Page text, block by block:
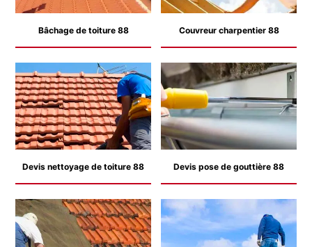
Bâchage de toiture 88 Couvreur charpentier 88
Devis nettoyage de toiture 88 Devis pose de gouttière 88